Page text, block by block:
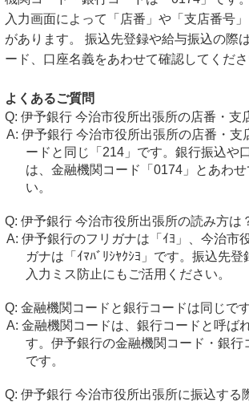
入力画面によって「店番」や「支店番号
があります。 振込先登録や給与振込の際
ード、口座名義をあわせて確認してくださ
よくあるご質問
伊予銀行 今治市役所出張所の店番・支
伊予銀行 今治市役所出張所の店番・支
ードと同じ「214」です。銀行振込や
は、金融機関コード「0174」とあわ
い。
伊予銀行 今治市役所出張所の読み方は
伊予銀行のフリガナは「ｲﾖ」、今治市
ガナは「ｲﾏﾊﾞﾘｼﾔｸｼﾖ」です。振込先
入力ミス防止にもご活用ください。
金融機関コードと銀行コードは同じで
金融機関コードは、銀行コードと呼ば
す。伊予銀行の金融機関コード・銀行
です。
伊予銀行 今治市役所出張所に振込する